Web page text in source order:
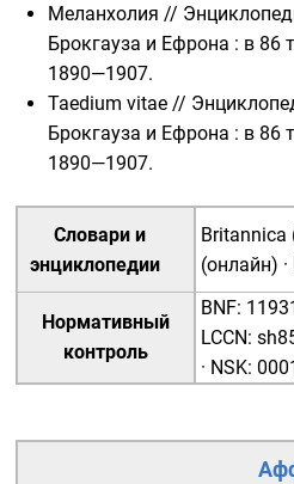
Меланхолия //
Брокгауза и Ефрона : в 86
1890—1907.
Taedium vitae //
Брокгауза и Ефрона : в 86
1890—1907.
Словари и
энциклопедии
Britannica
(онлайн) ·
Нормативный
контроль
BNF:
LCCN:
· NSK: